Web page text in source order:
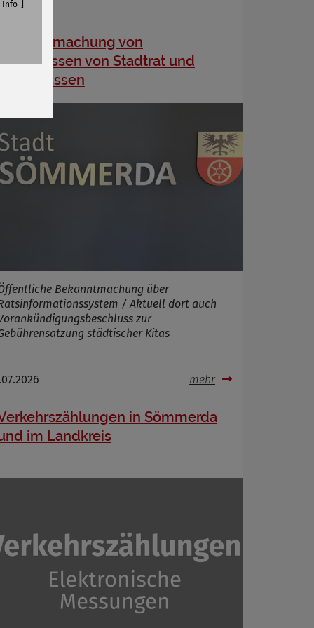
Bekanntmachung von
von Stadtrat und
Ausschüssen
Bekanntmachung über
/ Aktuell dort auch
zur
städtischer Kitas
mehr
in Sömmerda
im Landkreis
Info